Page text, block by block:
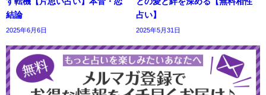
結論
2025年6月6日
占い】
2025年5月31日